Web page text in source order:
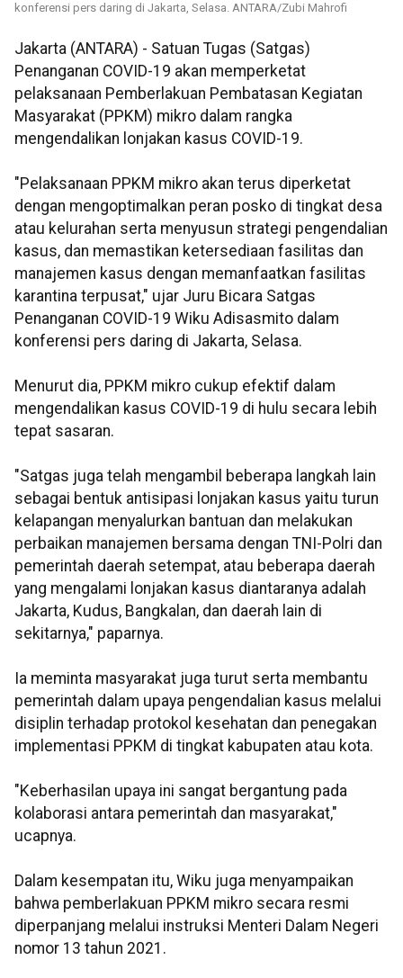
konferensi pers daring di Jakarta, Selasa. ANTARA/Zubi Mahrofi
Jakarta (ANTARA) - Satuan Tugas (Satgas)
Penanganan COVID-19 akan memperketat
pelaksanaan Pemberlakuan Pembatasan Kegiatan
Masyarakat (PPKM) mikro dalam rangka
mengendalikan lonjakan kasus COVID-19.
"Pelaksanaan PPKM mikro akan terus diperketat
dengan mengoptimalkan peran posko di tingkat desa
atau kelurahan serta menyusun strategi pengendalian
kasus, dan memastikan ketersediaan fasilitas dan
manajemen kasus dengan memanfaatkan fasilitas
karantina terpusat," ujar Juru Bicara Satgas
Penanganan COVID-19 Wiku Adisasmito dalam
konferensi pers daring di Jakarta, Selasa.
Menurut dia, PPKM mikro cukup efektif dalam
mengendalikan kasus COVID-19 di hulu secara lebih
tepat sasaran.
"Satgas juga telah mengambil beberapa langkah lain
sebagai bentuk antisipasi lonjakan kasus yaitu turun
kelapangan menyalurkan bantuan dan melakukan
perbaikan manajemen bersama dengan TNI-Polri dan
pemerintah daerah setempat, atau beberapa daerah
yang mengalami lonjakan kasus diantaranya adalah
Jakarta, Kudus, Bangkalan, dan daerah lain di
sekitarnya," paparnya.
Ia meminta masyarakat juga turut serta membantu
pemerintah dalam upaya pengendalian kasus melalui
disiplin terhadap protokol kesehatan dan penegakan
implementasi PPKM di tingkat kabupaten atau kota.
"Keberhasilan upaya ini sangat bergantung pada
kolaborasi antara pemerintah dan masyarakat,"
ucapnya.
Dalam kesempatan itu, Wiku juga menyampaikan
bahwa pemberlakuan PPKM mikro secara resmi
diperpanjang melalui instruksi Menteri Dalam Negeri
nomor 13 tahun 2021.